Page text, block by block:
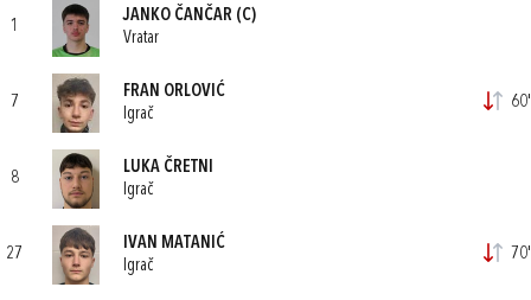
1
JANKO ČANČAR (C)
Vratar
7
FRAN ORLOVIĆ
Igrač
60'
8
LUKA ČRETNI
Igrač
27
IVAN MATANIĆ
Igrač
70'